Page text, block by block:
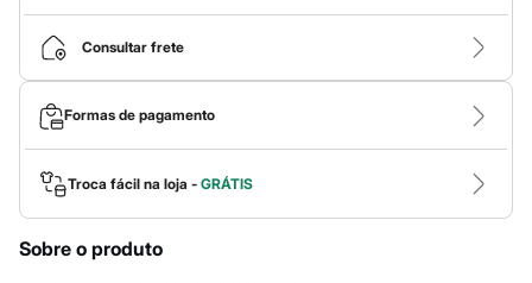
Acessórios
Bolsas
Bonés e Chapéus
Bijoux
Cintos
Óculos
Relógios
Calçados
Botas
Chinelos
Rasteirinhas
Sandálias
Consultar frete
Formas de pagamento
Troca fácil na loja - GRÁTIS
Sobre o produto